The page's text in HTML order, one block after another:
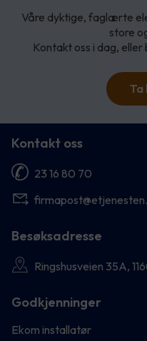
Våre dyktige, faglærte
store
Kontakt oss i dag,
Kontakt oss
23 16 80 70
Besøksadresse
Ringshusveien 35A,
Godkjenninger
Ekom installatør